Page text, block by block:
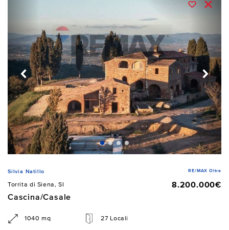
Silvia Natillo RE/MAX Oltre
Torrita di Siena, SI
8.200.000€
Cascina/Casale
1040 mq 27 Locali